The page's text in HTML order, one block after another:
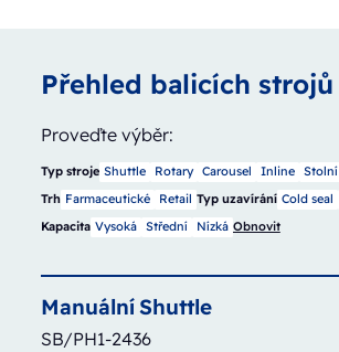
Přehled balicích strojů
Proveďte výběr:
Typ stroje Shuttle Rotary Carousel Inline Stolní
Trh Farmaceutické Retail Typ uzavírání Cold seal
Kapacita Vysoká Střední Nízká Obnovit
ManuálníShuttle
SB/PH1-2436